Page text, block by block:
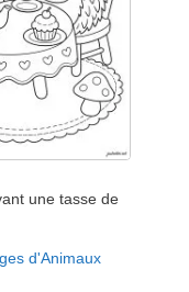
une tasse de
d'Animaux